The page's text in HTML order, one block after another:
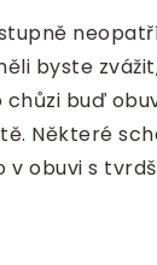
byste
buď
Některé
obuvi s